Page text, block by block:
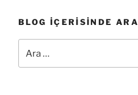
İçerisinde
de
BLOG İÇERISINDE ARA